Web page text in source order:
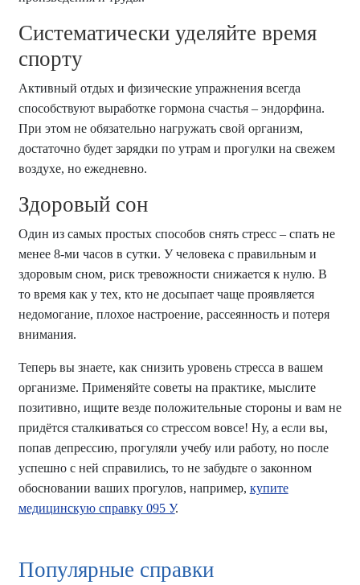
Систематически уделяйте время
спорту
Активный отдых и физические упражнения всегда
способствуют выработке гормона счастья – эндорфина.
При этом не обязательно нагружать свой организм,
достаточно будет зарядки по утрам и прогулки на свежем
воздухе, но ежедневно.
Здоровый сон
Один из самых простых способов снять стресс – спать не
менее 8-ми часов в сутки. У человека с правильным и
здоровым сном, риск тревожности снижается к нулю. В
то время как у тех, кто не досыпает чаще проявляется
недомогание, плохое настроение, рассеянность и потеря
внимания.
Теперь вы знаете, как снизить уровень стресса в вашем
организме. Применяйте советы на практике, мыслите
позитивно, ищите везде положительные стороны и вам не
придётся сталкиваться со стрессом вовсе! Ну, а если вы,
попав депрессию, прогуляли учебу или работу, но после
успешно с ней справились, то не забудьте о законном
обосновании ваших прогулов, например, купите
медицинскую справку 095 У.
Популярные справки